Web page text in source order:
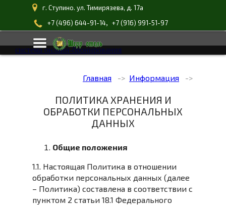
г. Ступино. ул. Тимирязева, д. 17а
+7 (496) 644-91-14, +7 (916) 991-51-97
система онлайн-бронирования
Главная Информация
ПОЛИТИКА ХРАНЕНИЯ И
ОБРАБОТКИ ПЕРСОНАЛЬНЫХ
ДАННЫХ
Общие положения
1.1. Настоящая Политика в отношении
обработки персональных данных (далее
– Политика) составлена в соответствии с
пунктом 2 статьи 18.1 Федерального